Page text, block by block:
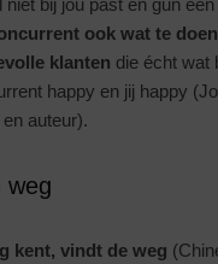
ook wat te
klanten die écht wat
happy en jij happy
auteur).
weg
kent, vindt de weg